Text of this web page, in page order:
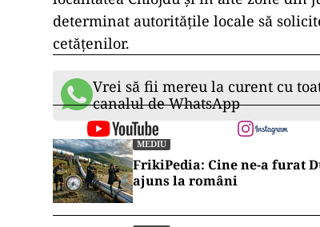
determinat autoritățile locale să
cetățenilor.
Vrei să fii mereu la curent cu
canalul de WhatsApp
MEDIU
FrikiPedia: Cine ne-a furat
ajuns la români